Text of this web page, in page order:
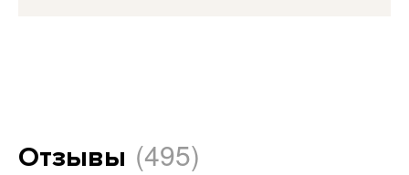
Отзывы (495)